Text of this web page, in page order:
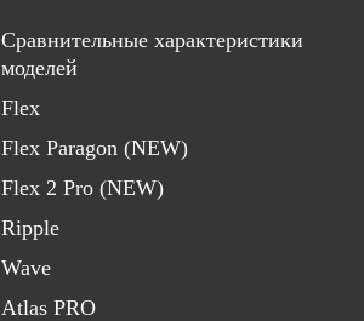
Сравнительные характеристики
моделей
Flex
Flex Paragon (NEW)
Flex 2 Pro (NEW)
Ripple
Wave
Atlas PRO